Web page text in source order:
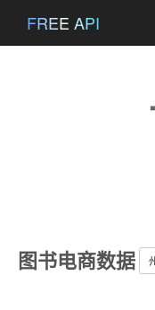
FREE API
图书电商数据